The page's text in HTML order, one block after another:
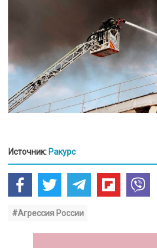
Источник: Ракурс
#Агрессия России